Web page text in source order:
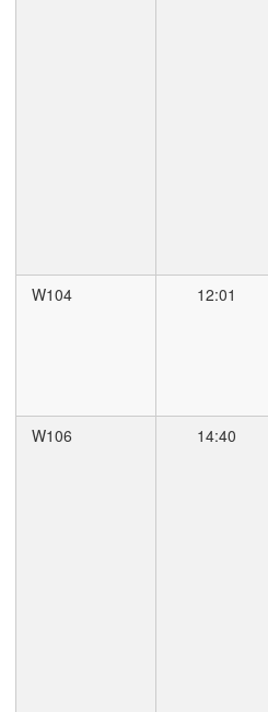
W104 12:01
W106 14:40